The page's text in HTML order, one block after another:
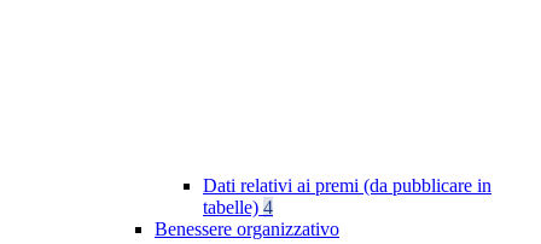
Dati relativi ai premi (da pubblicare in
tabelle) 4
Benessere organizzativo